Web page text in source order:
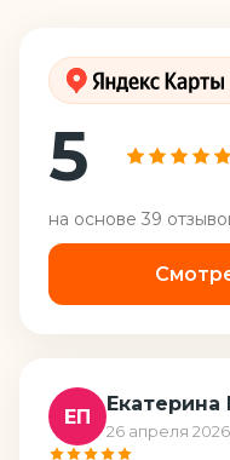
5
на основе 39
ЕП
26 апреля 2026